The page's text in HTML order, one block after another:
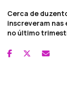
Cerca de
inscreveram nas
no último